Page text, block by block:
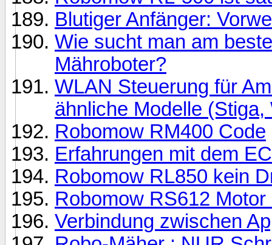
Blutiger Anfänger:
Wie sucht man am
Mähroboter?
WLAN Steuerung für
ähnliche Modelle (Stiga,
Robomow RM400 Code
Erfahrungen mit dem
Robomow RL850 kein
Robomow RS612
Verbindung zwischen